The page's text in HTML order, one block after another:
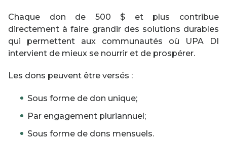
Chaque don de 500 $ et plus contribue
directement à faire grandir des solutions durables
qui permettent aux communautés où UPA DI
intervient de mieux se nourrir et de prospérer.
Les dons peuvent être versés :
Sous forme de don unique;
Par engagement pluriannuel;
Sous forme de dons mensuels.